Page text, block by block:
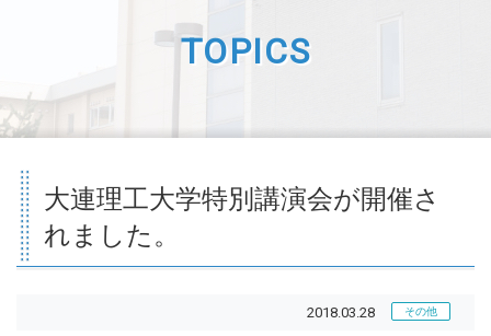
TOPICS
大連理工大学特別講演会が開催さ
れました。
2018.03.28 その他